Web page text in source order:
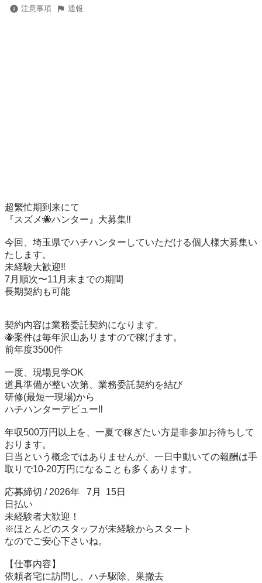
注意事項 通報
超繁忙期到来にて
『スズメ🐝ハンター』大募集‼️
今回、埼玉県でハチハンターしていただける個人様大募集い
たします。
未経験大歓迎‼️
7月順次〜11月末までの期間
長期契約も可能
契約内容は業務委託契約になります。
🐝案件は毎年沢山ありますので稼げます。
前年度3500件
一度、現場見学OK
道具準備が整い次第、業務委託契約を結び
研修(最短一現場)から
ハチハンターデビュー‼️
年収500万円以上を、一夏で稼ぎたい方是非参加お待ちして
おります。
日当という概念ではありませんが、一日中動いての報酬は手
取りで10-20万円になることも多くあります。
応募締切 / 2026年   7月  15日
日払い
未経験者大歓迎！
※ほとんどのスタッフが未経験からスタート
なのでご安心下さいね。
【仕事内容】
依頼者宅に訪問し、ハチ駆除、巣撤去